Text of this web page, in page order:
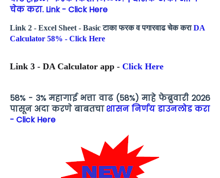
चेक करा. Link - Click Here
Link 2 - Excel Sheet - Basic टाका फरक व पगारवाढ चेक कराDA
Calculator 58% - Click Here
Link 3 - DA Calculator app - Click Here
58% - 3% महागाई भत्ता वाढ (58%) माहे फेब्रुवारी 2026
पासून अदा करणे बाबतचाशासन निर्णय डाउनलोड करा
- Click Here